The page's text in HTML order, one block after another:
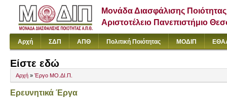
Μονάδα Διασφάλισης Ποιότητας
Αριστοτέλειο Πανεπιστήμιο
Αρχή ΣΔΠ ΑΠΘ Πολιτική Ποιότητας ΜΟΔΙΠ
Είστε εδώ
Αρχή » Έργο ΜΟ.ΔΙ.Π.
Ερευνητικά Έργα